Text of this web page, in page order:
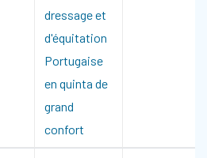
dressage et
d'équitation
Portugaise
en quinta de
grand
confort